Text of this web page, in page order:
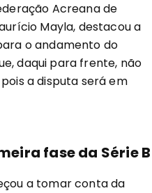
Acreana de
Mayla, destacou a
o andamento do
daqui para frente, não
a disputa será em
fase da Série B
a tomar conta da